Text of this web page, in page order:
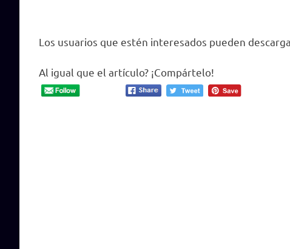
Los usuarios que estén interesados pueden
Al igual que el artículo? ¡Compártelo!